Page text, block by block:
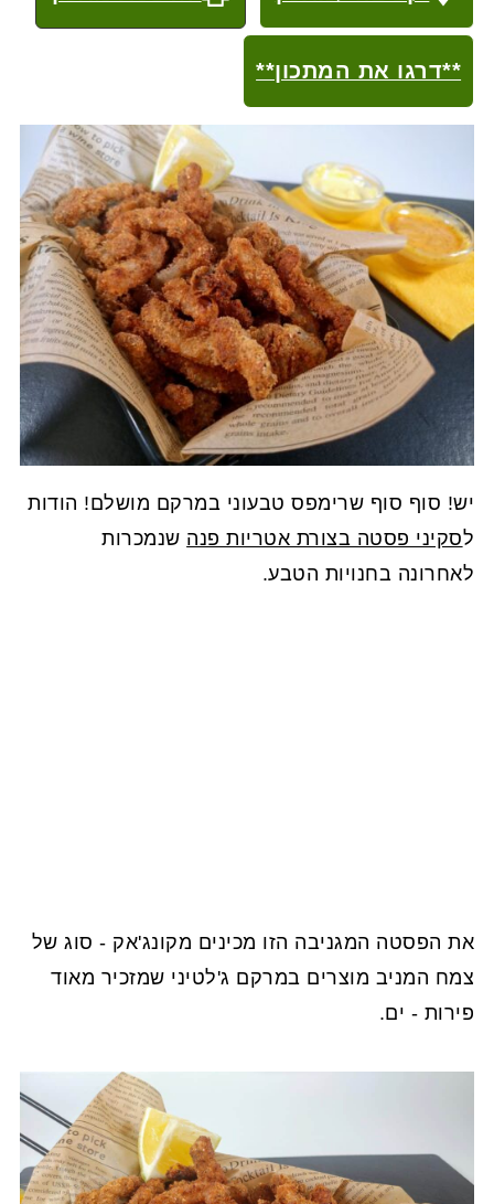
**דרגו את המתכון**
יש! סוף סוף שרימפס טבעוני במרקם מושלם! הודות
לסקיני פסטה בצורת אטריות פנה שנמכרות
לאחרונה בחנויות הטבע.
את הפסטה המגניבה הזו מכינים מקונג'אק - סוג של
צמח המניב מוצרים במרקם ג'לטיני שמזכיר מאוד
פירות - ים.